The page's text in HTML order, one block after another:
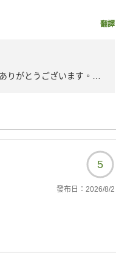
。
翻譯
りがとうございます。
一同、またのお越しを心5
發布日： 2026/8/2